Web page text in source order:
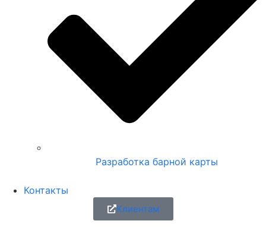
Разработка барной карты
Контакты
Клиентам